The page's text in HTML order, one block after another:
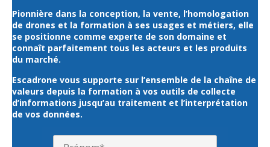
Pionnière dans la conception, la vente, l’homologation
de drones et la formation à ses usages et métiers, elle
se positionne comme experte de son domaine et
connaît parfaitement tous les acteurs et les produits
du marché.
Escadrone vous supporte sur l’ensemble de la chaîne de
valeurs depuis la formation à vos outils de collecte
d’informations jusqu’au traitement et l’interprétation
de vos données.